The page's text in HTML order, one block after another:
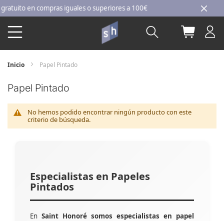
Ir
al
contenido
en compras iguales o superiores a 100€
Buscar Mi
Inicio Papel Pintado
Papel Pintado
No hemos podido encontrar ningún producto con este
criterio de búsqueda.
Especialistas en Papeles
Pintados
En Saint Honoré somos especialistas en papel